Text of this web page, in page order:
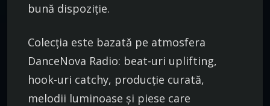
bună dispoziție.
Colecția este bazată pe atmosfera
DanceNova Radio: beat-uri uplifting,
hook-uri catchy, producție curată,
melodii luminoase și piese care